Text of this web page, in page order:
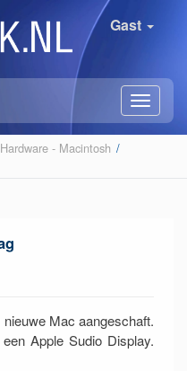
Gast
Hardware - Macintosh /
Mac aangeschaft.
Apple Sudio Display.